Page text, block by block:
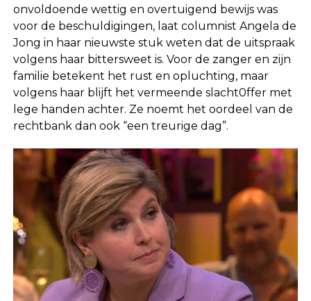
onvoldoende wettig en overtuigend bewijs was
voor de beschuldigingen, laat columnist Angela de
Jong in haar nieuwste stuk weten dat de uitspraak
volgens haar bittersweet is. Voor de zanger en zijn
familie betekent het rust en opluchting, maar
volgens haar blijft het vermeende slacht0ffer met
lege handen achter. Ze noemt het oordeel van de
rechtbank dan ook “een treurige dag”.